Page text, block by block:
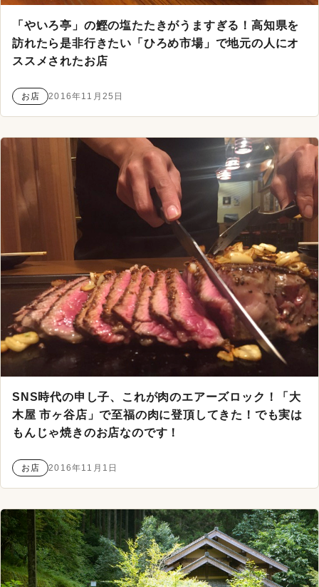
「やいろ亭」の鰹の塩たたきがうますぎる！高知県を
訪れたら是非行きたい「ひろめ市場」で地元の人にオ
ススメされたお店
お店 2016年11月25日
SNS時代の申し子、これが肉のエアーズロック！「大
木屋 市ヶ谷店」で至福の肉に登頂してきた！でも実は
もんじゃ焼きのお店なのです！
お店 2016年11月1日